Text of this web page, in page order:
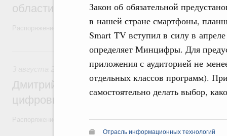
Закон об обязательной
в нашей стране смартфоны,
Smart TV вступил в силу в
определяет Минцифры. Для
приложения с аудиторией не
отдельных классов программ).
самостоятельно делать выбор,
Отрасль информационных технологий
области в рамках федерального
Распоряжение от 3 августа 2026 года №2067-р
3 августа, понедельник
Регулирование в сфере торговли.
Дмитрий Григоренко возглавил штаб по
цифровых платформ
Распоряжение от 25 июля 2026 года №1966-р